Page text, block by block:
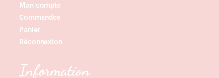
Mon compte
Commandes
Panier
Déconnexion
Information